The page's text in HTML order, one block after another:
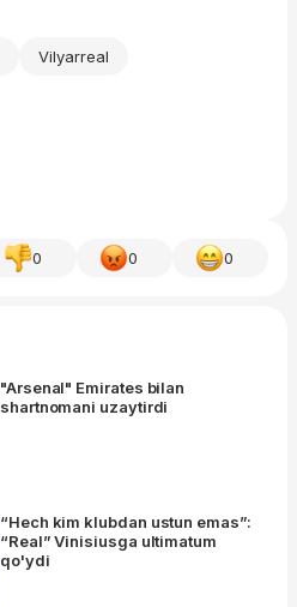
Vilyarreal
0 0 0
"Arsenal" Emirates bilan
shartnomani uzaytirdi
“Hech kim klubdan ustun emas”:
“Real” Vinisiusga ultimatum
qo'ydi